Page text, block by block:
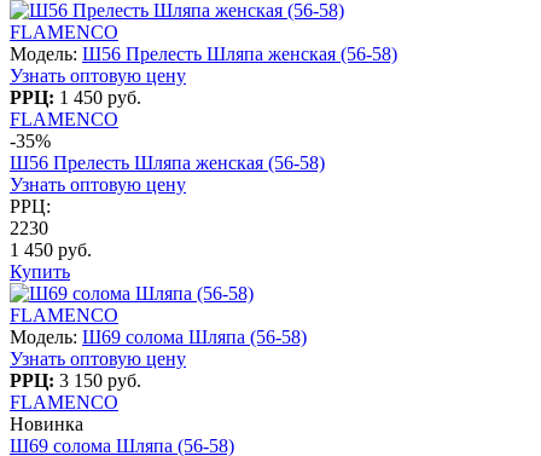
FLAMENCO
Модель: Ш56 Прелесть Шляпа женская (56-58)
Узнать оптовую цену
РРЦ: 1 450 руб.
FLAMENCO
-35%
Ш56 Прелесть Шляпа женская (56-58)
Узнать оптовую цену
РРЦ:
2230
1 450 руб.
Купить
FLAMENCO
Модель: Ш69 солома Шляпа (56-58)
Узнать оптовую цену
РРЦ: 3 150 руб.
FLAMENCO
Новинка
Ш69 солома Шляпа (56-58)